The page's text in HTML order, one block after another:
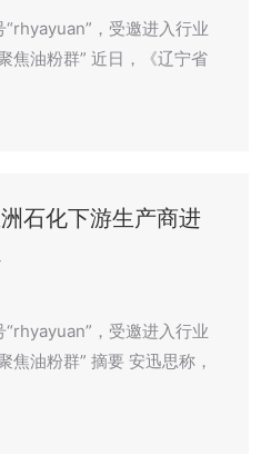
，受邀进入行业
油粉群” 近日，《辽宁省
石化下游生产商进
，受邀进入行业
油粉群” 摘要 安迅思称，